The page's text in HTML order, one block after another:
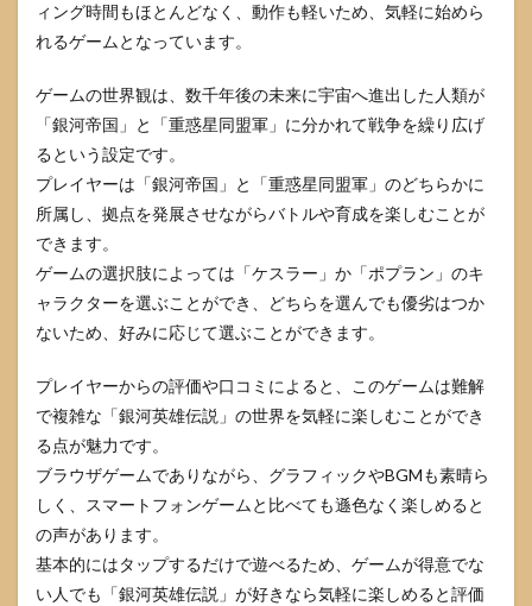
ィング時間もほとんどなく、動作も軽いため、気軽に始めら
れるゲームとなっています。
ゲームの世界観は、数千年後の未来に宇宙へ進出した人類が
「銀河帝国」と「重惑星同盟軍」に分かれて戦争を繰り広げ
るという設定です。
プレイヤーは「銀河帝国」と「重惑星同盟軍」のどちらかに
所属し、拠点を発展させながらバトルや育成を楽しむことが
できます。
ゲームの選択肢によっては「ケスラー」か「ポプラン」のキ
ャラクターを選ぶことができ、どちらを選んでも優劣はつか
ないため、好みに応じて選ぶことができます。
プレイヤーからの評価や口コミによると、このゲームは難解
で複雑な「銀河英雄伝説」の世界を気軽に楽しむことができ
る点が魅力です。
ブラウザゲームでありながら、グラフィックやBGMも素晴ら
しく、スマートフォンゲームと比べても遜色なく楽しめると
の声があります。
基本的にはタップするだけで遊べるため、ゲームが得意でな
い人でも「銀河英雄伝説」が好きなら気軽に楽しめると評価